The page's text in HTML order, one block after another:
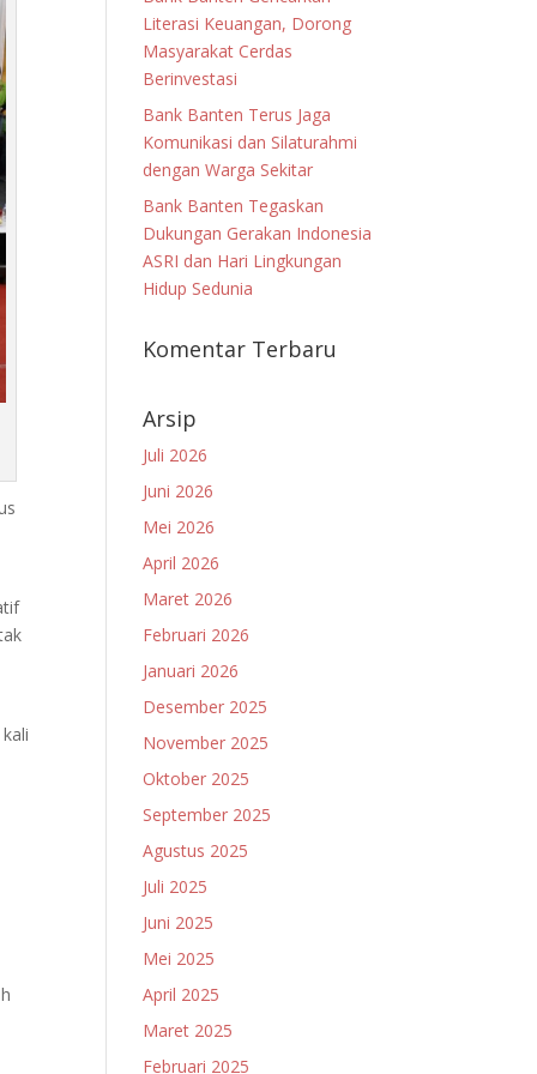
Literasi Keuangan, Dorong
Masyarakat Cerdas
Berinvestasi
Bank Banten Terus Jaga
Komunikasi dan Silaturahmi
dengan Warga Sekitar
Bank Banten Tegaskan
Dukungan Gerakan Indonesia
ASRI dan Hari Lingkungan
Hidup Sedunia
Komentar Terbaru
Arsip
Juli 2026
Juni 2026
Mei 2026
April 2026
Maret 2026
Februari 2026
Januari 2026
Desember 2025
November 2025
Oktober 2025
September 2025
Agustus 2025
Juli 2025
Juni 2025
Mei 2025
April 2025
Maret 2025
Februari 2025